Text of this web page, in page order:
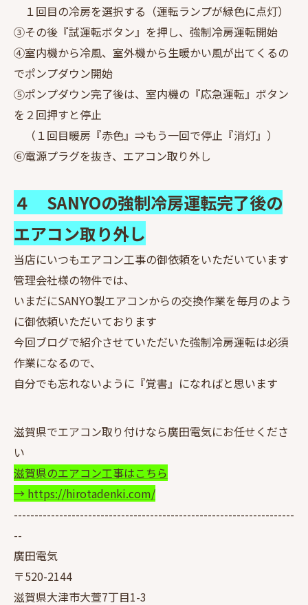
１回目の冷房を選択する（運転ランプが緑色に点灯）
③その後『試運転ボタン』を押し、強制冷房運転開始
④室内機から冷風、室外機から生暖かい風が出てくるの
でポンプダウン開始
⑤ポンプダウン完了後は、室内機の『応急運転』ボタン
を２回押すと停止
（１回目暖房『赤色』⇒もう一回で停止『消灯』）
⑥電源プラグを抜き、エアコン取り外し
４ SANYOの強制冷房運転完了後の
エアコン取り外し
当店にいつもエアコン工事の御依頼をいただいています
管理会社様の物件では、
いまだにSANYO製エアコンからの交換作業を毎月のよう
に御依頼いただいております
今回ブログで紹介させていただいた強制冷房運転は必須
作業になるので、
自分でも忘れないように『覚書』になればと思います
滋賀県でエアコン取り付けなら廣田電気にお任せくださ
い
滋賀県のエアコン工事はこちら
→ https://hirotadenki.com/
--------------------------------------------------------------------
--
廣田電気
〒520-2144
滋賀県大津市大萱7丁目1-3